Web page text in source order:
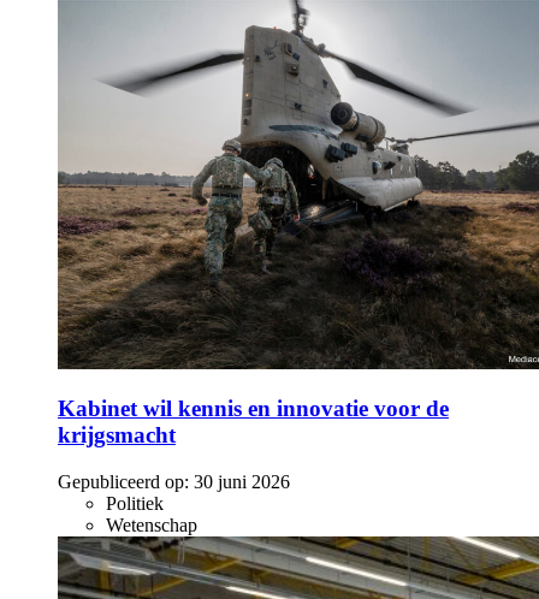
Kabinet wil kennis en innovatie voor de
krijgsmacht
Gepubliceerd op: 30 juni 2026
Politiek
Wetenschap